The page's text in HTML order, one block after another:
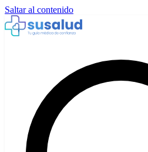
Saltar al contenido